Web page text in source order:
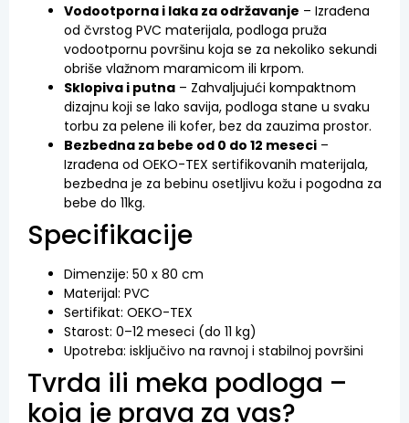
Vodootporna i laka za održavanje – Izrađena
od čvrstog PVC materijala, podloga pruža
vodootpornu površinu koja se za nekoliko sekundi
obriše vlažnom maramicom ili krpom.
Sklopiva i putna – Zahvaljujući kompaktnom
dizajnu koji se lako savija, podloga stane u svaku
torbu za pelene ili kofer, bez da zauzima prostor.
Bezbedna za bebe od 0 do 12 meseci –
Izrađena od OEKO-TEX sertifikovanih materijala,
bezbedna je za bebinu osetljivu kožu i pogodna za
bebe do 11kg.
Specifikacije
Dimenzije: 50 x 80 cm
Materijal: PVC
Sertifikat: OEKO-TEX
Starost: 0–12 meseci (do 11 kg)
Upotreba: isključivo na ravnoj i stabilnoj površini
Tvrda ili meka podloga –
koja je prava za vas?